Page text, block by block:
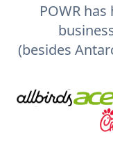
POWR
(besides